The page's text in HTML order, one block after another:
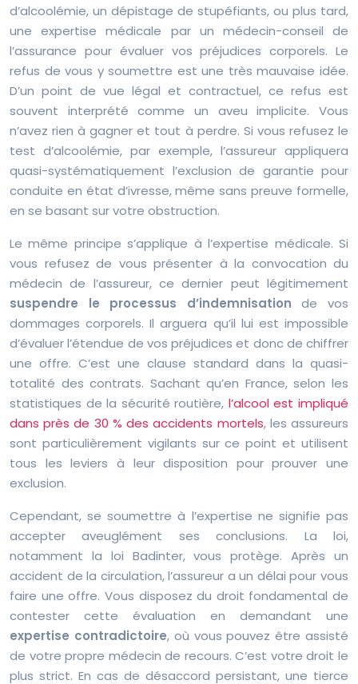
d’alcoolémie, un dépistage de stupéfiants, ou plus tard,
une expertise médicale par un médecin-conseil de
l’assurance pour évaluer vos préjudices corporels. Le
refus de vous y soumettre est une très mauvaise idée.
D’un point de vue légal et contractuel, ce refus est
souvent interprété comme un aveu implicite. Vous
n’avez rien à gagner et tout à perdre. Si vous refusez le
test d’alcoolémie, par exemple, l’assureur appliquera
quasi-systématiquement l’exclusion de garantie pour
conduite en état d’ivresse, même sans preuve formelle,
en se basant sur votre obstruction.
Le même principe s’applique à l’expertise médicale. Si
vous refusez de vous présenter à la convocation du
médecin de l’assureur, ce dernier peut légitimement
suspendre le processus d’indemnisation de vos
dommages corporels. Il arguera qu’il lui est impossible
d’évaluer l’étendue de vos préjudices et donc de chiffrer
une offre. C’est une clause standard dans la quasi-
totalité des contrats. Sachant qu’en France, selon les
statistiques de la sécurité routière, l’alcool est impliqué
dans près de 30 % des accidents mortels, les assureurs
sont particulièrement vigilants sur ce point et utilisent
tous les leviers à leur disposition pour prouver une
exclusion.
Cependant, se soumettre à l’expertise ne signifie pas
accepter aveuglément ses conclusions. La loi,
notamment la loi Badinter, vous protège. Après un
accident de la circulation, l’assureur a un délai pour vous
faire une offre. Vous disposez du droit fondamental de
contester cette évaluation en demandant une
expertise contradictoire, où vous pouvez être assisté
de votre propre médecin de recours. C’est votre droit le
plus strict. En cas de désaccord persistant, une tierce